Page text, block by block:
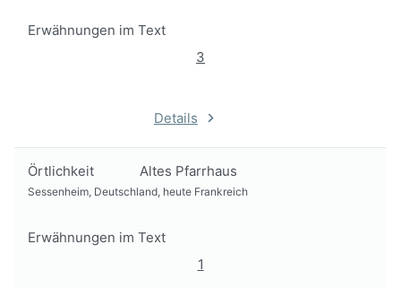
Erwähnungen im Text
3
Details
Örtlichkeit Altes Pfarrhaus
Sessenheim, Deutschland, heute Frankreich
Erwähnungen im Text
1